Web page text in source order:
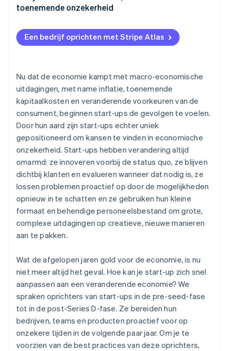
toenemende onzekerheid
Een bedrijf oprichten met Stripe Atlas
Nu dat de economie kampt met macro-economische
uitdagingen, met name inflatie, toenemende
kapitaalkosten en veranderende voorkeuren van de
consument, beginnen start-ups de gevolgen te voelen.
Door hun aard zijn start-ups echter uniek
gepositioneerd om kansen te vinden in economische
onzekerheid. Start-ups hebben verandering altijd
omarmd: ze innoveren voorbij de status quo, ze blijven
dichtbij klanten en evalueren wanneer dat nodig is, ze
lossen problemen proactief op door de mogelijkheden
opnieuw in te schatten en ze gebruiken hun kleine
formaat en behendige personeelsbestand om grote,
complexe uitdagingen op creatieve, nieuwe manieren
aan te pakken.
Wat de afgelopen jaren gold voor de economie, is nu
niet meer altijd het geval. Hoe kan je start-up zich snel
aanpassen aan een veranderende economie? We
spraken oprichters van start-ups in de pre-seed-fase
tot in de post-Series D-fase. Ze bereiden hun
bedrijven, teams en producten proactief voor op
onzekere tijden in de volgende paar jaar. Om je te
voorzien van de best practices van deze oprichters,